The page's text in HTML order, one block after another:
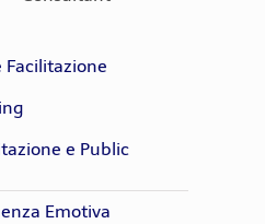
Coach, Trainer
Psicologa del lavoro,
HR Consultant
Coach
Facilitazione
e Public
Emotiva